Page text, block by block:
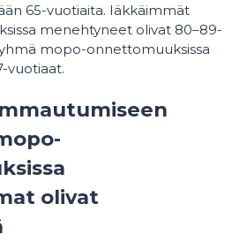
65-vuotiaita. Iäkkäimmät
menehtyneet olivat 80–89-
mopo-onnettomuuksissa
vuotiaat.
olivat